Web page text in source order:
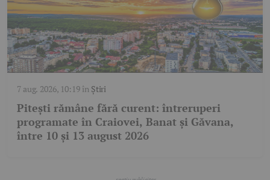
7 aug. 2026, 10:19în Știri
Pitești rămâne fără curent: întreruperi
programate în Craiovei, Banat și Găvana,
între 10 și 13 august 2026